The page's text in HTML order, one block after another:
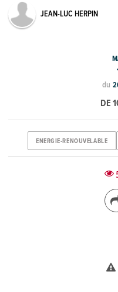
JEAN-LUC HERPIN
du
DE
ENERGIE-RENOUVELABLE